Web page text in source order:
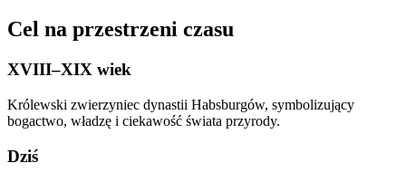
Cel na przestrzeni czasu
XVIII–XIX wiek
Królewski zwierzyniec dynastii Habsburgów, symbolizujący
bogactwo, władzę i ciekawość świata przyrody.
Dziś